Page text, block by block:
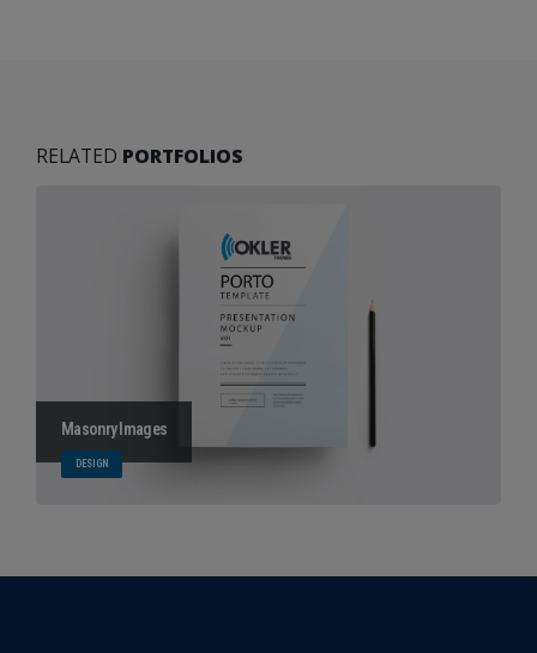
RELATED PORTFOLIOS
Masonry Images
DESIGN